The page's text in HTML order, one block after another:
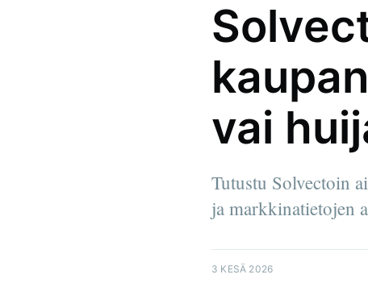
vai
Tutustu Solvectoin
ja markkinatietojen
3 KESÄ 2026